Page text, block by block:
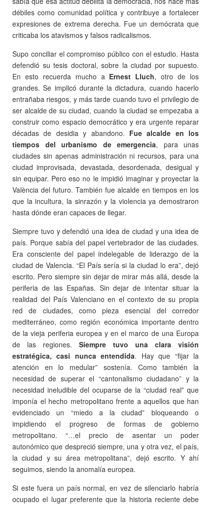
débiles como comunidad política y contribuye a fortalecer
expresiones de extrema derecha. Fue un demócrata que
criticaba los atavismos y falsos radicalismos.
Supo conciliar el compromiso público con el estudio. Hasta
defendió su tesis doctoral, sobre la ciudad por supuesto.
En esto recuerda mucho a Ernest Lluch, otro de los
grandes. Se implicó durante la dictadura, cuando hacerlo
entrañaba riesgos, y más tarde cuando tuvo el privilegio de
ser alcalde de su ciudad, cuando la ciudad se empezaba a
construir como espacio democrático y era urgente reparar
décadas de desidia y abandono. Fue alcalde en los
tiempos del urbanismo de emergencia, para unas
ciudades sin apenas administración ni recursos, para una
ciudad improvisada, devastada, desordenada, desigual y
sin equipar. Pero eso no le impidió imaginar y proyectar la
València del futuro. También fue alcalde en tiempos en los
que la incultura, la sinrazón y la violencia ya demostraron
hasta dónde eran capaces de llegar.
Siempre tuvo y defendió una idea de ciudad y una idea de
país. Porque sabía del papel vertebrador de las ciudades.
Era consciente del papel indelegable de liderazgo de la
ciudad de Valencia. “El País sería si la ciudad lo era”, dejó
escrito. Pero siempre sin dejar de mirar más allá, desde la
periferia de las Españas. Sin dejar de intentar situar la
realidad del País Valenciano en el contexto de su propia
red de ciudades, como pieza esencial del corredor
mediterráneo, como región económica importante dentro
de la vieja periferia europea y en el marco de una Europa
de las regiones. Siempre tuvo una clara visión
estratégica, casi nunca entendida. Hay que “fijar la
atención en lo medular” sostenía. Como también la
necesidad de superar el “cantonalismo ciudadano” y la
necesidad ineludible del ocuparse de la “ciudad real” que
imponía el hecho metropolitano frente a aquellos que han
evidenciado un “miedo a la ciudad” bloqueando o
impidiendo el progreso de formas de gobierno
metropolitano. “…el precio de asentar un poder
autonómico que despreció siempre, una y otra vez, el país,
la ciudad y su área metropolitana”, dejó escrito. Y ahí
seguimos, siendo la anomalía europea.
Si este fuera un país normal, en vez de silenciarlo habría
ocupado el lugar preferente que la historia reciente debe